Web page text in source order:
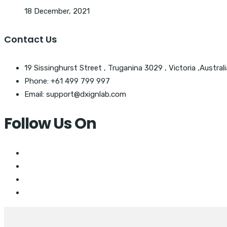
18 December, 2021
Contact Us
19 Sissinghurst Street , Truganina 3029 , Victoria
Phone: +61 499 799 997
Email: support@dxignlab.com
Follow Us On